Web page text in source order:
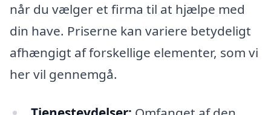
når du vælger et firma til at hjælpe med
din have. Priserne kan variere betydeligt
afhængigt af forskellige elementer, som vi
her vil gennemgå.